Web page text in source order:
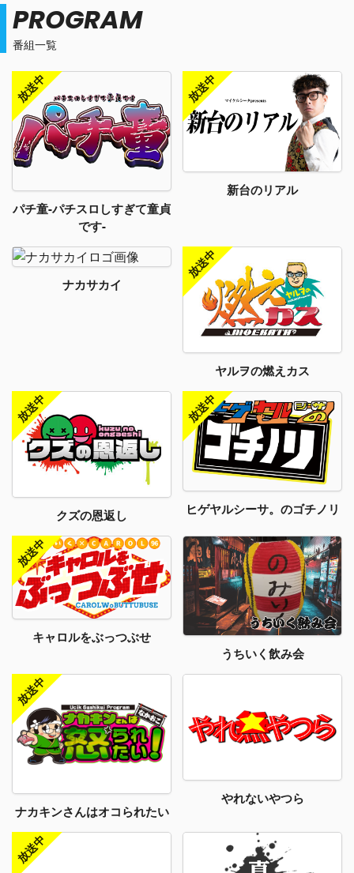
番組一覧
PROGRAM
パチ童-パチスロしすぎて童貞
です-
新台のリアル
ナカサカイ
ヤルヲの燃えカス
クズの恩返し ヒゲヤルシーサ。のゴチノリ
キャロルをぶっつぶせ
うちいく飲み会
ナカキンさんはオコられたい
やれないやつら